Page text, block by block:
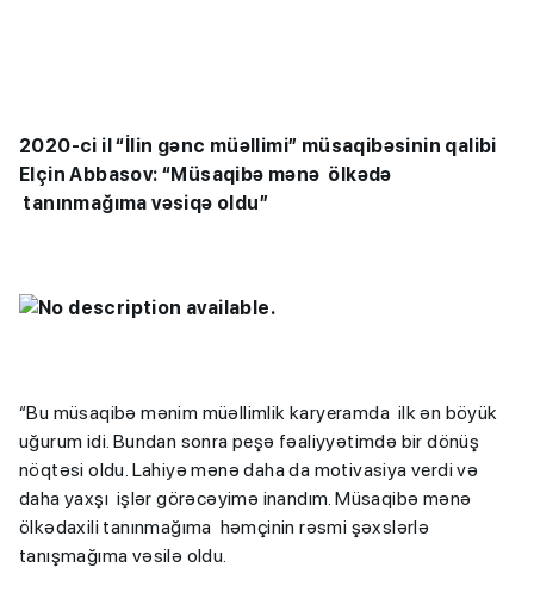
2020-ci il “İlin gənc müəllimi” müsaqibəsinin qalibi
Elçin Abbasov: “Müsaqibə mənə ölkədə
tanınmağıma vəsiqə oldu”
“Bu müsaqibə mənim müəllimlik karyeramda ilk ən böyük
uğurum idi. Bundan sonra peşə fəaliyyətimdə bir dönüş
nöqtəsi oldu. Lahiyə mənə daha da motivasiya verdi və
daha yaxşı işlər görəcəyimə inandım. Müsaqibə mənə
ölkədaxili tanınmağıma həmçinin rəsmi şəxslərlə
tanışmağıma vəsilə oldu.